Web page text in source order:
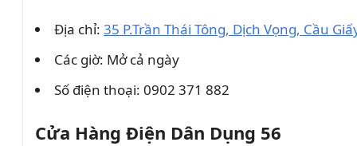
Địa chỉ: 35 P.Trần Thái Tông, Dịch Vọng, Cầu
Các giờ: Mở cả ngày
Số điện thoại: 0902 371 882
Cửa Hàng Điện Dân Dụng 56